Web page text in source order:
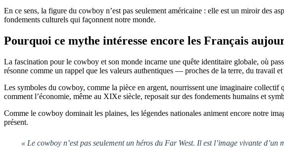
En ce sens, la figure du cowboy n’est pas seulement américaine : elle est un miroir des
fondements culturels qui façonnent notre monde.
Pourquoi ce mythe intéresse encore les Français
La fascination pour le cowboy et son monde incarne une quête identitaire globale, où
résonne comme un rappel que les valeurs authentiques — proches de la terre, du travail
Les symboles du cowboy, comme la pièce en argent, nourrissent une imaginaire
comment l’économie, même au XIXe siècle, reposait sur des fondements humains et
Comme le cowboy dominait les plaines, les légendes nationales animent encore notre
présent.
« Le cowboy n’est pas seulement un héros du Far West. Il est l’image vivante